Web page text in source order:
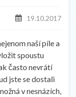
19.10.2017
naší píle a
spoustu
často nevrátí
jste se dostali
v nesnázích,